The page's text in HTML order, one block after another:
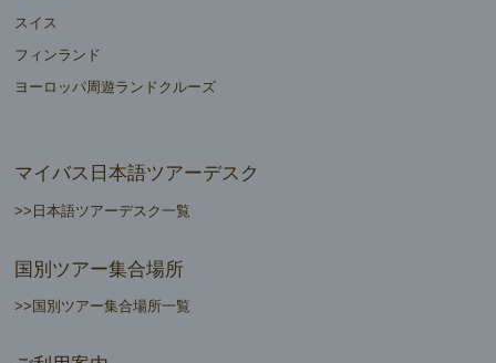
スイス
フィンランド
ヨーロッパ周遊ランドクルーズ
マイバス日本語ツアーデスク
>>日本語ツアーデスク一覧
国別ツアー集合場所
>>国別ツアー集合場所一覧